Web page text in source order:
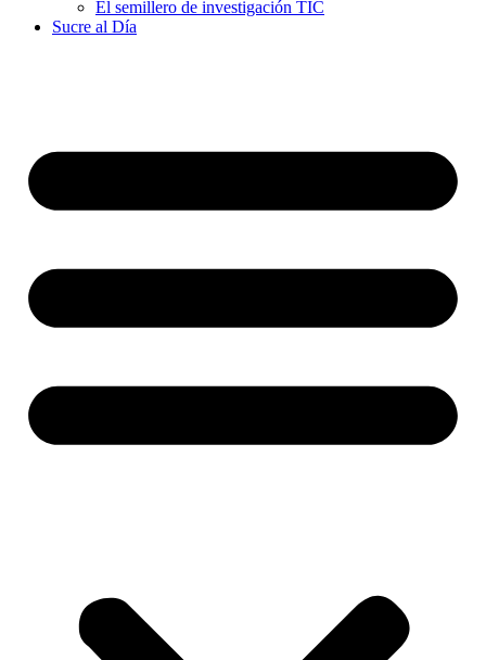
El semillero de investigación TIC
Sucre al Día